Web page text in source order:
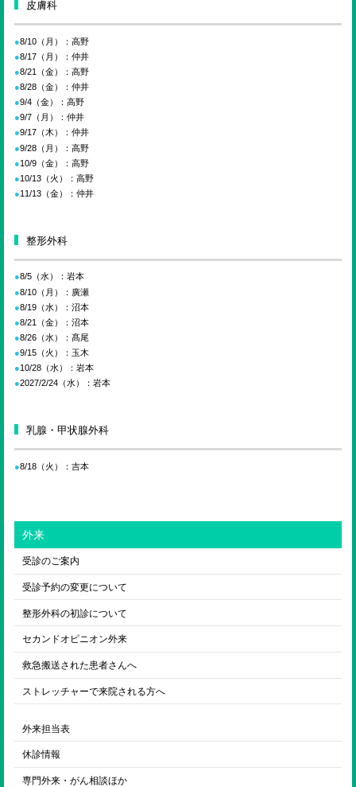
皮膚科
8/10（月）：高野
8/17（月）：仲井
8/21（金）：高野
8/28（金）：仲井
9/4（金）：高野
9/7（月）：仲井
9/17（木）：仲井
9/28（月）：高野
10/9（金）：高野
10/13（火）：高野
11/13（金）：仲井
整形外科
8/5（水）：岩本
8/10（月）：廣瀬
8/19（水）：沼本
8/21（金）：沼本
8/26（水）：髙尾
9/15（火）：玉木
10/28（水）：岩本
2027/2/24（水）：岩本
乳腺・甲状腺外科
8/18（火）：吉本
外来
受診のご案内
受診予約の変更について
整形外科の初診について
セカンドオピニオン外来
救急搬送された患者さんへ
ストレッチャーで来院される方へ
外来担当表
休診情報
専門外来・がん相談ほか